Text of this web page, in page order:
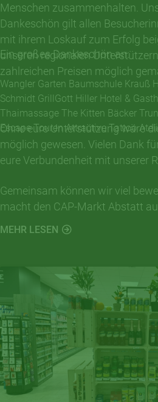
Menschen zusammenhalten.
Dankeschön gilt allen
mit ihrem Loskauf zum Erfolg
unseren regionalen
zahlreichen Preisen möglich
Ein großes Dankeschön an:
Wangler Garten Baumschule Krauß
Schmidt GrillGott Hiller Hotel &
Thaimassage The Kitten Bäcker
Escape Touren Attractive Tattoo
Ohne eure Unterstützung wäre
möglich gewesen. Vielen Dank
eure Verbundenheit mit unserer
Gemeinsam können wir viel
macht den CAP-Markt Abstatt
MEHR LESEN